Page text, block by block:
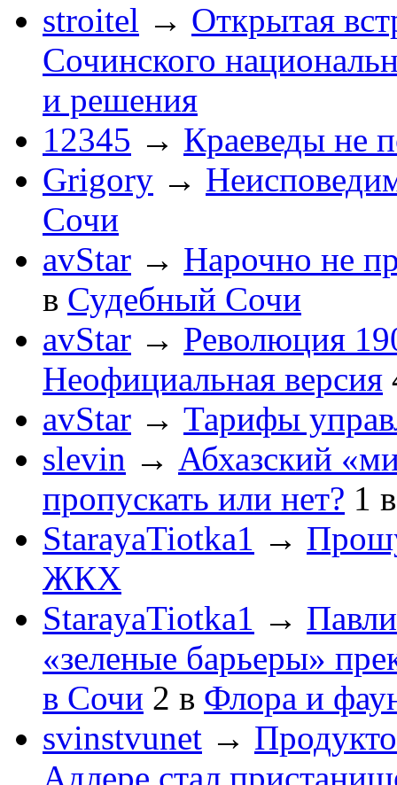
stroitel → Открытая
Сочинского
и решения
12345 → Краеведы не
Grigory →
Сочи
avStar → Нарочно не
в Судебный Сочи
avStar → Революция
Неофициальная версия
avStar → Тарифы
slevin → Абхазский
пропускать или нет? 1
StarayaTiotka1 →
ЖКХ
StarayaTiotka1 →
«зеленые барьеры»
в Сочи 2 в Флора и
svinstvunet →